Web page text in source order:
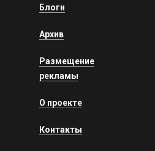
Блоги
Архив
Размещение
рекламы
О проекте
Контакты